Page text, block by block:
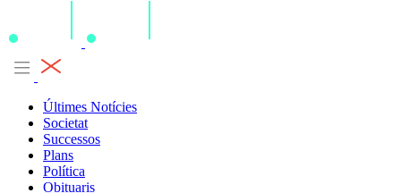
Últimes Notícies
Societat
Successos
Plans
Política
Obituaris